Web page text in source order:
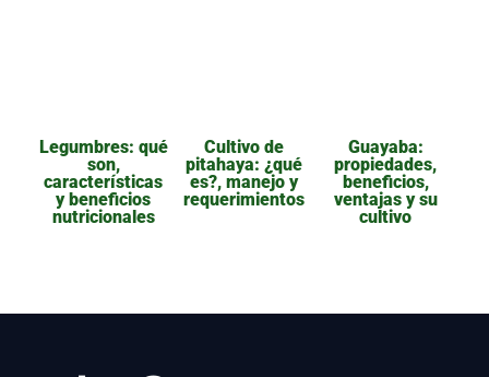
Legumbres: qué
son,
características
y beneficios
nutricionales
Cultivo de
pitahaya: ¿qué
es?, manejo y
requerimientos
Guayaba:
propiedades,
beneficios,
ventajas y su
cultivo